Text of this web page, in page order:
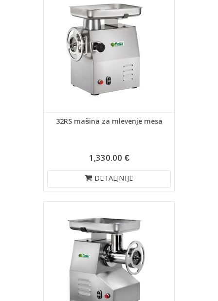
32RS mašina za mlevenje mesa
1,330.00 €
DETALJNIJE